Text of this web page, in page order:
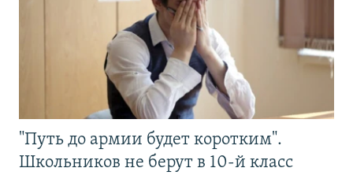
"Путь до армии будет коротким".
Школьников не берут в 10-й класс